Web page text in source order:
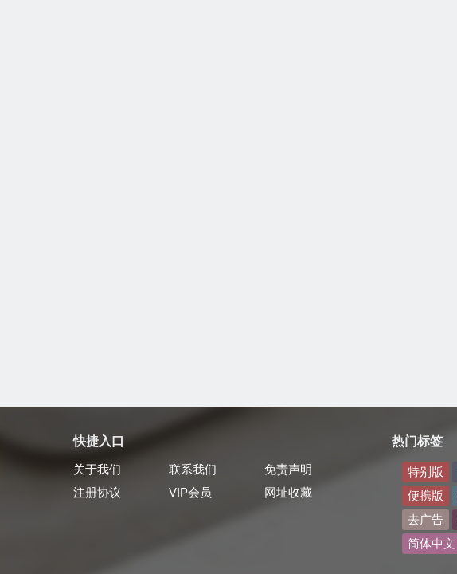
快捷入口
关于我们 联系我们
免责声明
注册协议
VIP会员 网址收藏
热门标签
特别版
便携版
去广告
简体中文